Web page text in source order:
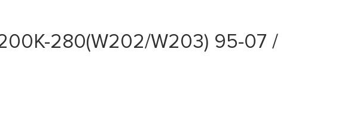
280(W202/W203) 95-07 /